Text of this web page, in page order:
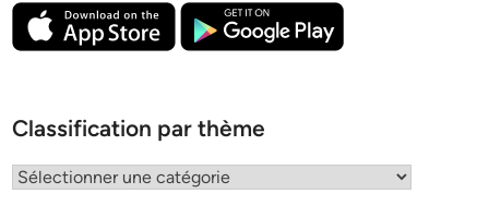
Classification par thème
Classification